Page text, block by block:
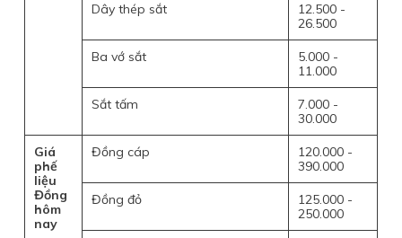
Dây thép sắt
12.500 -
26.500
Ba vớ sắt
5.000 -
11.000
Sắt tấm
7.000 -
30.000
Giá
phế
liệu
Đồng
hôm
nay
Đồng cáp
120.000 -
390.000
Đồng đỏ
125.000 -
250.000